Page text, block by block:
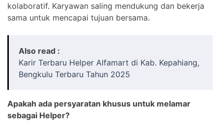
kolaboratif. Karyawan saling mendukung dan bekerja
sama untuk mencapai tujuan bersama.
Also read :
Karir Terbaru Helper Alfamart di Kab. Kepahiang,
Bengkulu Terbaru Tahun 2025
Apakah ada persyaratan khusus untuk melamar
sebagai Helper?